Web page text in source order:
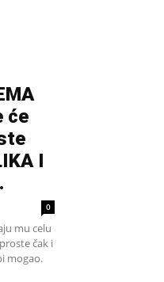
će
I
0
mu celu
čak i
mogao.